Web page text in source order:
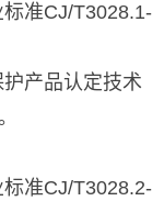
准CJ/T3028.1-
产品认定技术
准CJ/T3028.2-